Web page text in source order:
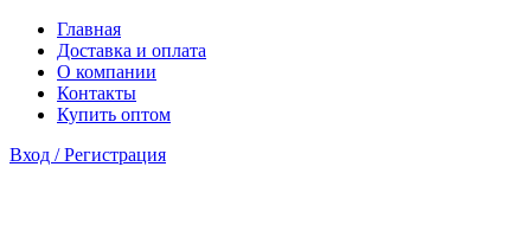
Главная
Доставка и оплата
О компании
Контакты
Купить оптом
Вход / Регистрация